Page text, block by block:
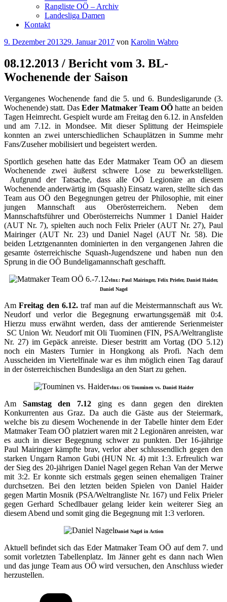
Rangliste OÖ – Archiv
Landesliga Damen
Kontakt
Veröffentlicht
9. Dezember 201329. Januar 2017 von Karolin Wabro
08.12.2013 / Bericht vom 3. BL-
Wochenende der Saison
Vergangenes Wochenende fand die 5. und 6. Bundesligarunde (3.
Wochenende) statt. Das Eder Matmaker Team OÖ hatte an beiden
Tagen Heimrecht. Gespielt wurde am Freitag den 6.12. in Ansfelden
und am 7.12. in Mondsee. Mit dieser Splittung der Heimspiele
konnten an zwei unterschiedlichen Schauplätzen in Summe mehr
Fans/Zuseher mobilisiert und begeistert werden.
Sportlich gesehen hatte das Eder Matmaker Team OÖ an diesem
Wochenende zwei äußerst schwere Lose zu bewerkstelligen.
Aufgrund der Tatsache, dass alle OÖ Legionäre an diesem
Wochenende anderwärtig im (Squash) Einsatz waren, stellte sich das
Team aus OÖ den Begegnungen getreu der Philosophie, mit einer
jungen Mannschaft aus Oberösterreichern. Neben dem
Mannschaftsführer und Oberösterreichs Nummer 1 Daniel Haider
(AUT Nr. 7), spielten auch noch Felix Prieler (AUT Nr. 27), Paul
Mairinger (AUT Nr. 23) und Daniel Nagel (AUT Nr. 58). Die
beiden Letztgenannten dominierten in den vergangenen Jahren die
gesamte österreichische Squash-Jugendszene und haben nun den
Sprung in die OÖ Bundeligamannschaft geschafft.
vlnr.: Paul Mairinger, Felix Prieler, Daniel Haider,
Daniel Nagel
AmFreitag den 6.12.traf man auf die Meistermannschaft aus Wr.
Neudorf und verlor die Begegnung erwartungsgemäß mit 0:4.
Hierzu muss erwähnt werden, dass der amtierende Serienmeister
SC Union Wr. Neudorf mit Oli Tuominen (FIN, PSA/Weltrangliste
Nr. 27) im Gepäck anreiste. Dieser bestritt am Vortag (DO 5.12)
noch ein Masters Turnier in Hongkong als Profi. Nach dem
Ausscheiden im Viertelfinale war es ihm möglich einen Tag darauf
in der österreichischen Bundesliga an den Start zu gehen.
vlnr.: Oli Touminen vs. Daniel Haider
Am Samstag den 7.12 ging es dann gegen den direkten
Konkurrenten aus Graz. Da auch die Gäste aus der Steiermark,
welche bis zu diesem Wochenende in der Tabelle hinter dem Eder
Matmaker Team OÖ platziert waren mit 2 Legionären anreisten, war
es auch in dieser Begegnung schwer zu punkten. Der 16-jährige
Paul Mairinger kämpfte brav, verlor aber schlussendlich gegen den
starken Ungarn Ramon Gubi (HUN Nr. 4) mit 1:3. Erfreulich war
der Sieg des 20-jährigen Daniel Nagel gegen Rehan Van der Merwe
mit 3:2. Er konnte sich erstmals gegen seinen ehemaligen Trainer
durchsetzen. Bei den letzten beiden Spielen von Daniel Haider
gegen Martin Mosnik (PSA/Weltrangliste Nr. 167) und Felix Prieler
gegen Gerhard Schedlbauer gelang leider kein weiterer Sieg an
diesem Abend und somit ging die Begegnung mit 1:3 verloren.
Daniel Nagel in Action
Aktuell befindet sich das Eder Matmaker Team OÖ auf dem 7. und
somit vorletzten Tabellenplatz. Im Jänner geht es dann nach Wien
und das junge Team aus OÖ wird versuchen, den Anschluss wieder
herzustellen.